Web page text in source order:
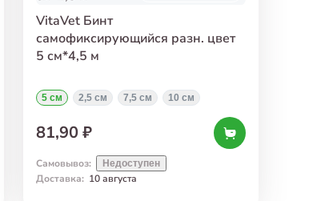
VitaVet Бинт
самофиксирующийся разн. цвет
5 см*4,5 м
5 см 2,5 см 7,5 см 10 см
81,90 ₽
Самовывоз: Недоступен
Доставка: 10 августа